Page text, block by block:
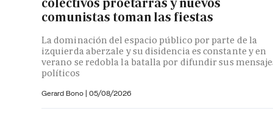
comunistas toman las fiestas
La dominación del espacio público por parte de la
izquierda aberzale y su disidencia es constante y en
verano se redobla la batalla por difundir sus
políticos
Gerard Bono | 05/08/2026